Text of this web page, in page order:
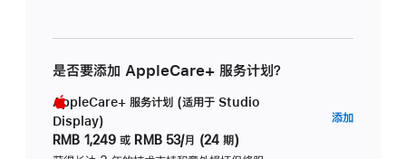
是否要添加 AppleCare+ 服务计划？
AppleCare+ 服务计划 (适用于 Studio
Display)
RMB 1,249 或 RMB 53/月 (24 期)
添加